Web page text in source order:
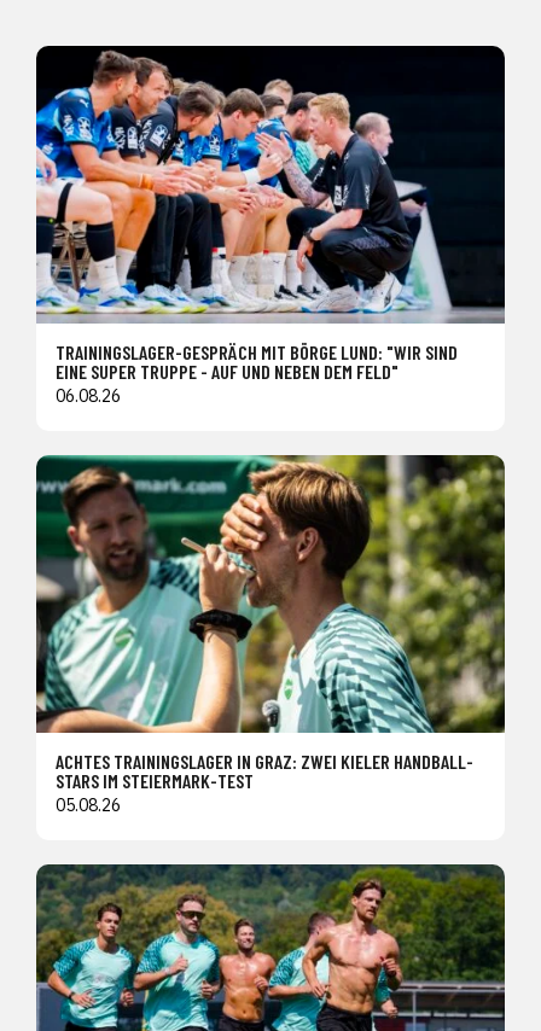
TRAININGSLAGER-GESPRÄCH MIT BÖRGE LUND: "WIR SIND
EINE SUPER TRUPPE - AUF UND NEBEN DEM FELD"
06.08.26
ACHTES TRAININGSLAGER IN GRAZ: ZWEI KIELER HANDBALL-
STARS IM STEIERMARK-TEST
05.08.26